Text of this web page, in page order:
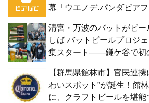
幕「ウエノデ.パンダビアフ
清宮・万波のバットがビー
しば バットビールプロジ
集スタート——鎌ケ谷で初
【群馬県館林市】官民連
わいスポット”が誕生！館
に、クラフトビールを堪